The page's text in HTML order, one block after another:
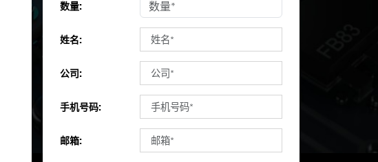
数量:
姓名:
公司:
手机号码:
邮箱: